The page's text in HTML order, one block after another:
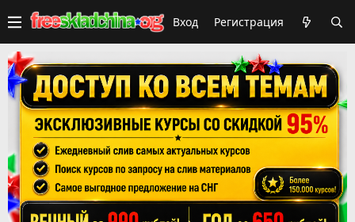
Вход Регистрация